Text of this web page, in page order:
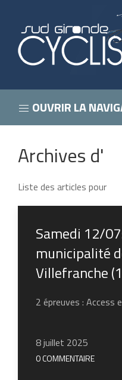
OUVRIR LA
Archives d'
Liste des articles pour
Samedi 12/
municipalité
Villefranche
2 épreuves : Access
8 juillet 2025
0 COMMENTAIRE